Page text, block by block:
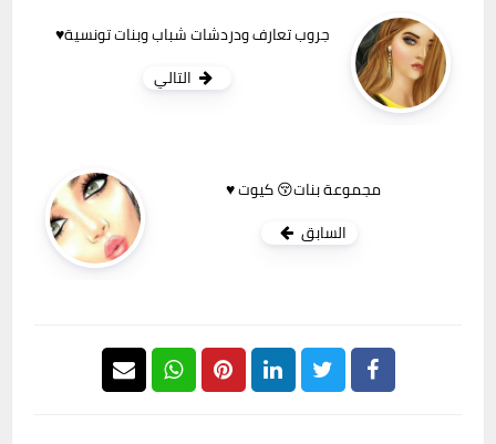
جروب تعارف ودردشات شباب وبنات تونسية♥
التالي
مجموعة بنات😚 كيوت ♥
السابق